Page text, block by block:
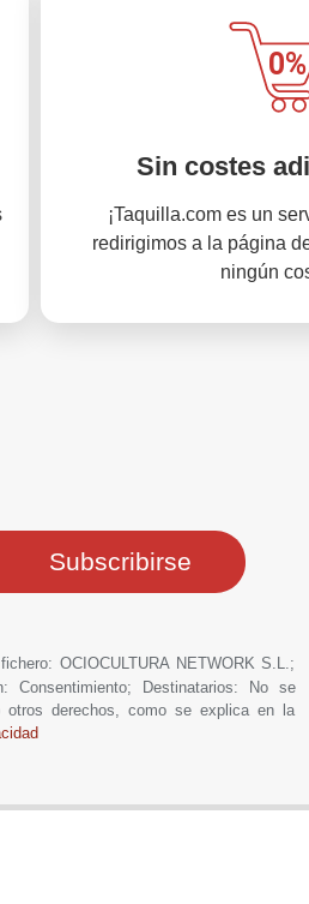
Sin costes
¡Taquilla.com es un
redirigimos a la página
ningún
OCIOCULTURA NETWORK S.L.;
Consentimiento; Destinatarios: No se
derechos, como se explica en la